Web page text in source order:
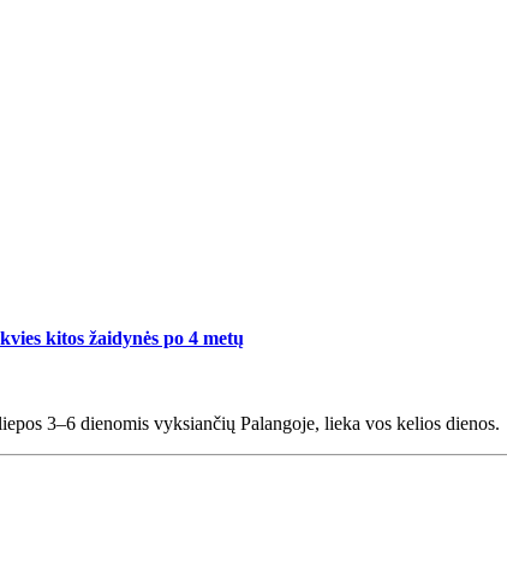
kitos žaidynės po 4 metų
3–6 dienomis vyksiančių Palangoje, lieka vos kelios dienos.